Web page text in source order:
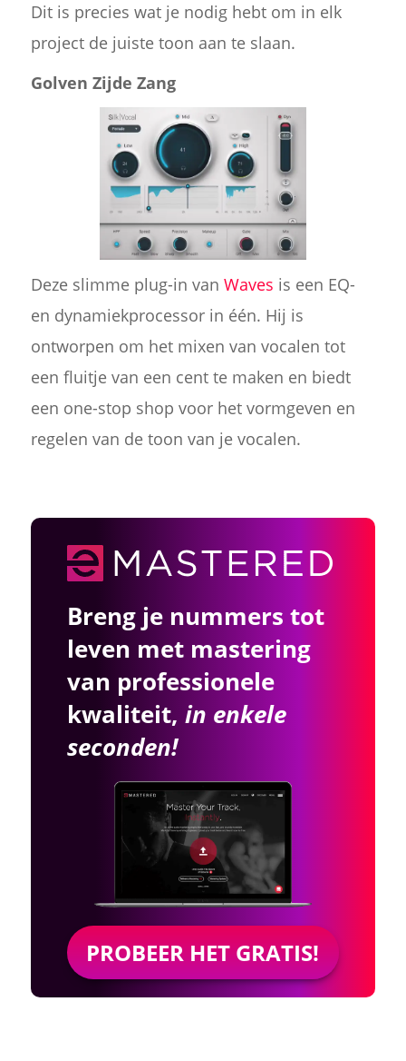
Dit is precies wat je nodig hebt om in elk
project de juiste toon aan te slaan.
Golven Zijde Zang
Deze slimme plug-in van Waves is een EQ-
en dynamiekprocessor in één. Hij is
ontworpen om het mixen van vocalen tot
een fluitje van een cent te maken en biedt
een one-stop shop voor het vormgeven en
regelen van de toon van je vocalen.
Breng je nummers tot
leven met mastering
van professionele
kwaliteit, in enkele
seconden!
PROBEER HET GRATIS!